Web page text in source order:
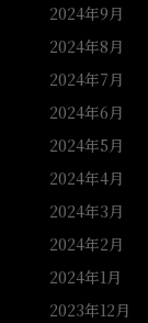
2024年9月
2024年8月
2024年7月
2024年6月
2024年5月
2024年4月
2024年3月
2024年2月
2024年1月
2023年12月